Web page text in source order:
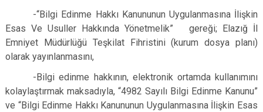
-“Bilgi Edinme Hakkı Kanununun Uygulanmasına İlişkin
Esas Ve Usuller Hakkında Yönetmelik” gereği; Elazığ İl
Emniyet Müdürlüğü Teşkilat Fihristini (kurum dosya planı)
olarak yayınlanmasını,
-Bilgi edinme hakkının, elektronik ortamda kullanımını
kolaylaştırmak maksadıyla, “4982 Sayılı Bilgi Edinme Kanunu”
ve “Bilgi Edinme Hakkı Kanununun Uygulanmasına İlişkin Esas